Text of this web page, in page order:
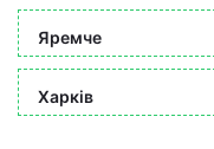
Яремче
Харків